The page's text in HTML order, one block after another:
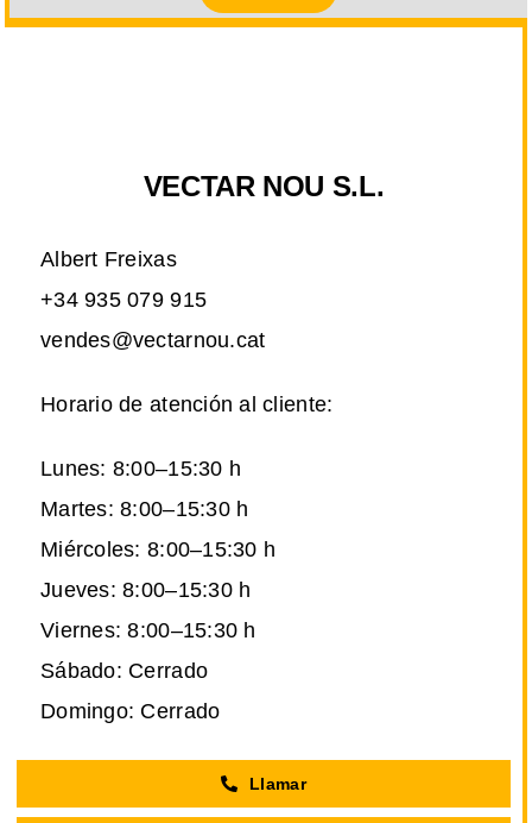
VECTAR NOU S.L.
Albert Freixas
+34 935 079 915
vendes@vectarnou.cat
Horario de atención al cliente:
Lunes: 8:00–15:30 h
Martes: 8:00–15:30 h
Miércoles: 8:00–15:30 h
Jueves: 8:00–15:30 h
Viernes: 8:00–15:30 h
Sábado: Cerrado
Domingo: Cerrado
Llamar